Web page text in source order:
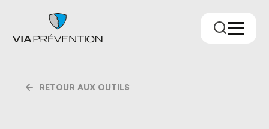
RETOUR AUX OUTILS